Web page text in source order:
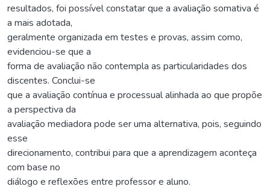
resultados, foi possível constatar que a avaliação somativa é
a mais adotada,
geralmente organizada em testes e provas, assim como,
evidenciou-se que a
forma de avaliação não contempla as particularidades dos
discentes. Conclui-se
que a avaliação contínua e processual alinhada ao que propõe
a perspectiva da
avaliação mediadora pode ser uma alternativa, pois, seguindo
esse
direcionamento, contribui para que a aprendizagem aconteça
com base no
diálogo e reflexões entre professor e aluno.